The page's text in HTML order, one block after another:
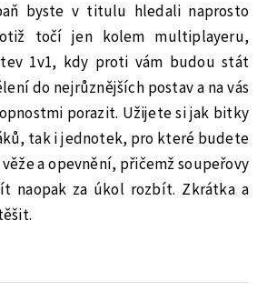
byste v titulu hledali naprosto
točí jen kolem multiplayeru,
1v1, kdy proti vám budou stát
do nejrůznějších postav a na vás
porazit. Užijete si jak bitky
tak i jednotek, pro které budete
a opevnění, přičemž soupeřovy
naopak za úkol rozbít. Zkrátka a